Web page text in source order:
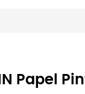
Papel